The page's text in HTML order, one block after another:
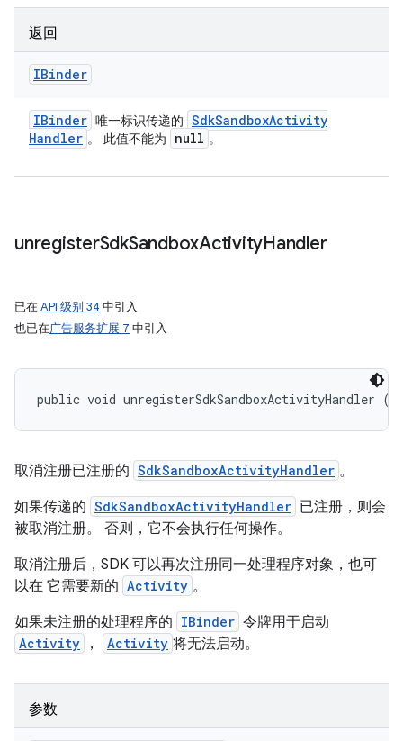
返回
IBinder
IBinder 唯一标识传递的 SdkSandboxActivity
Handler 。 此值不能为 null 。
unregisterSdkSandboxActivityHandler
已在API 级别 34 中引入
也已在广告服务扩展 7 中引入
public void unregisterSdkSandboxActivityHandler (
取消注册已注册的 SdkSandboxActivityHandler 。
如果传递的 SdkSandboxActivityHandler 已注册，则会
被取消注册。 否则，它不会执行任何操作。
取消注册后，SDK 可以再次注册同一处理程序对象，也可
以在 它需要新的 Activity 。
如果未注册的处理程序的 IBinder 令牌用于启动
Activity ， Activity 将无法启动。
参数